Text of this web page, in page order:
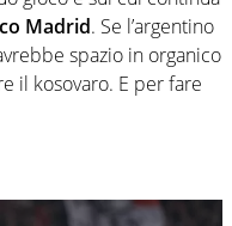
Madrid. Se l’argentino
spazio in organico
il kosovaro. E per fare